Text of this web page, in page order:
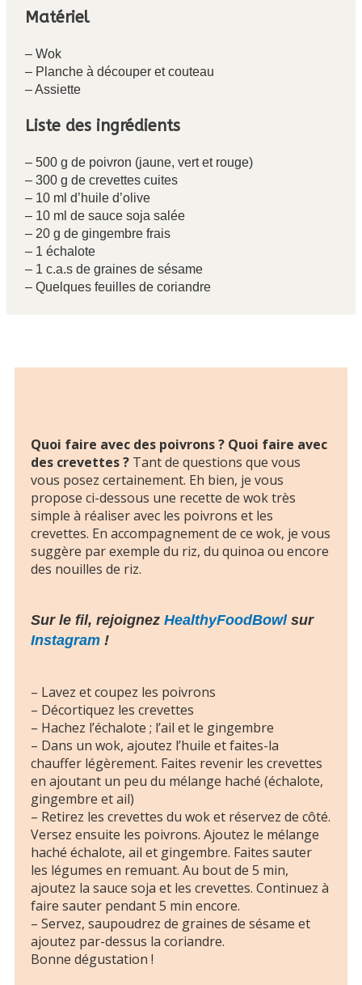
Matériel
– Wok
– Planche à découper et couteau
– Assiette
Liste des ingrédients
– 500 g de poivron (jaune, vert et rouge)
– 300 g de crevettes cuites
– 10 ml d’huile d’olive
– 10 ml de sauce soja salée
– 20 g de gingembre frais
– 1 échalote
– 1 c.a.s de graines de sésame
– Quelques feuilles de coriandre
Quoi faire avec des poivrons ? Quoi faire avec
des crevettes ? Tant de questions que vous
vous posez certainement. Eh bien, je vous
propose ci-dessous une recette de wok très
simple à réaliser avec les poivrons et les
crevettes. En accompagnement de ce wok, je vous
suggère par exemple du riz, du quinoa ou encore
des nouilles de riz.
Sur le fil, rejoignez HealthyFoodBowlsur
Instagram!
– Lavez et coupez les poivrons
– Décortiquez les crevettes
– Hachez l’échalote ; l’ail et le gingembre
– Dans un wok, ajoutez l’huile et faites-la
chauffer légèrement. Faites revenir les crevettes
en ajoutant un peu du mélange haché (échalote,
gingembre et ail)
– Retirez les crevettes du wok et réservez de côté.
Versez ensuite les poivrons. Ajoutez le mélange
haché échalote, ail et gingembre. Faites sauter
les légumes en remuant. Au bout de 5 min,
ajoutez la sauce soja et les crevettes. Continuez à
faire sauter pendant 5 min encore.
– Servez, saupoudrez de graines de sésame et
ajoutez par-dessus la coriandre.
Bonne dégustation !